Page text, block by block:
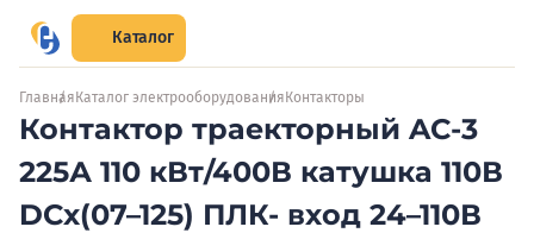
Каталог
Главная Каталог электрооборудования Контакторы
Контактор траекторный AC-3
225А 110 кВт/400В катушка 110В
DCх(07–125) ПЛК- вход 24–110В